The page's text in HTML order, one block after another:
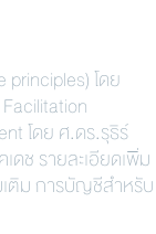
โดย
โดย ศ.ดร.รุธิร์
ช รายละเอียดเพิ่ม
เติม การบัญชีสำหรับ